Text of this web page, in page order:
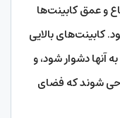
و عمق کابینت‌ها
کابینت‌های بالایی
آنها دشوار شود، و
شوند که فضای